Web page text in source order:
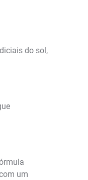
do sol,
um